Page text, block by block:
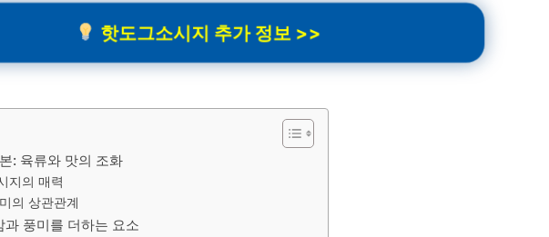
핫도그소시지 추가 정보 >>
: 육류와 맛의 조화
지의 매력
의 상관관계
과 풍미를 더하는 요소